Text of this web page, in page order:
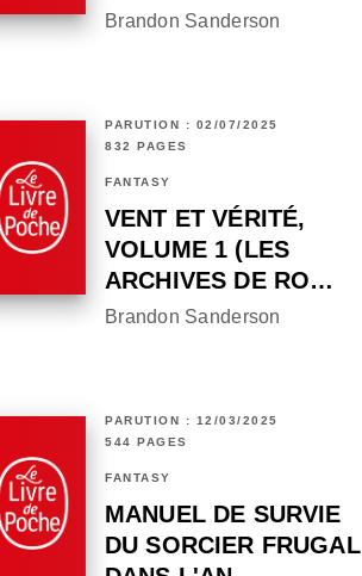
Brandon Sanderson
PARUTION : 02/07/2025
832 PAGES
FANTASY
VENT ET VÉRITÉ,
VOLUME 1 (LES
ARCHIVES DE RO…
Brandon Sanderson
PARUTION : 12/03/2025
544 PAGES
FANTASY
MANUEL DE SURVIE
DU SORCIER FRUGAL